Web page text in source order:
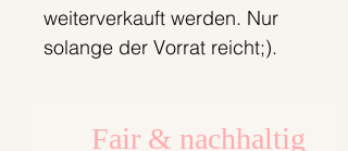
weiterverkauft werden. Nur
solange der Vorrat reicht;).
Fair & nachhaltig